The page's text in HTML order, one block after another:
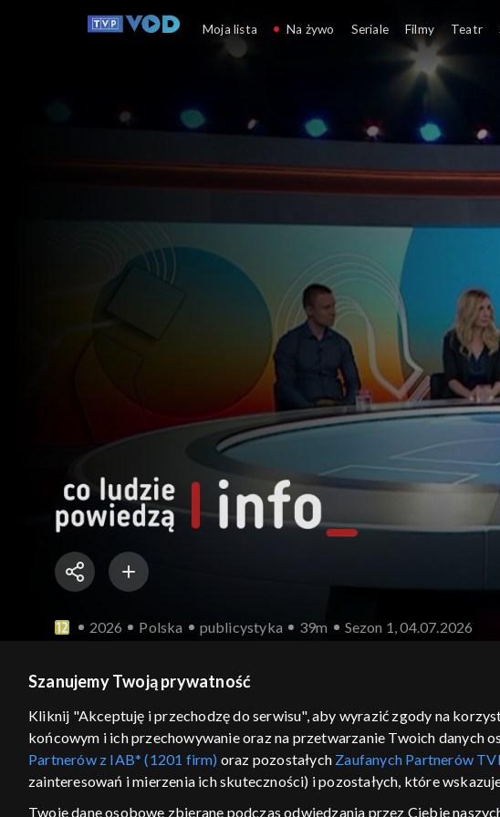
2026 Polska publicystyka 39m Sezon 1, 04.07.2026
Sezony i odcinki Wybierz
Wydania
Moja lista Na żywo Seriale Filmy Teatr
Szanujemy Twoją prywatność
Kliknij "Akceptuję i przechodzę do serwisu", aby wyrazić zgody na
końcowym i ich przechowywanie oraz na przetwarzanie Twoich danych
Partnerów z IAB* (1201 firm) oraz pozostałych Zaufanych Partnerów
zainteresowań i mierzenia ich skuteczności) i pozostałych, które
Twoje dane osobowe zbierane podczas odwiedzania przez Ciebie